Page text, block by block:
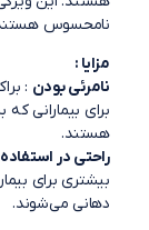
نامحسوس
مزایا :
نامرئی بودن :
برای بیمارانی
هستند.
راحتی در استفاده
بیشتری برای
دهانی می‌شوند.